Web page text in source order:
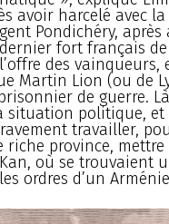
avoir harcelé avec
Pondichéry,
fort français
des vainqueurs,
Martin Lion (ou de
de guerre.
situation politique, et
travailler,
province,
où se trouvaient
ordres d’un